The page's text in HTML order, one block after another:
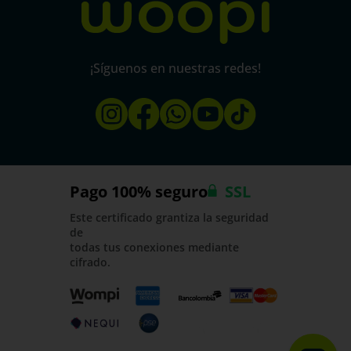
¡Síguenos en nuestras redes!
Pago 100% seguro SSL
Este certificado grantiza la seguridad
de
todas tus conexiones mediante
cifrado.